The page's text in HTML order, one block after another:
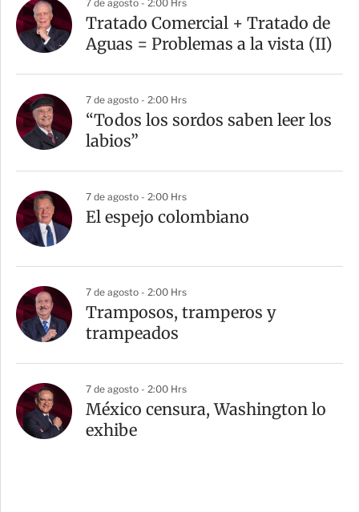
7 de agosto - 2:00 Hrs
Tratado Comercial + Tratado de
Aguas = Problemas a la vista (II)
7 de agosto - 2:00 Hrs
“Todos los sordos saben leer los
labios”
7 de agosto - 2:00 Hrs
El espejo colombiano
7 de agosto - 2:00 Hrs
Tramposos, tramperos y
trampeados
7 de agosto - 2:00 Hrs
México censura, Washington lo
exhibe